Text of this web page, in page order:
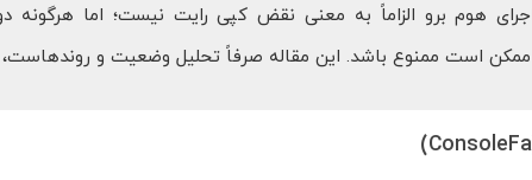
است ممنوع باشد. این مقاله صرفاً تحلیل وضعیت و روندهاست،